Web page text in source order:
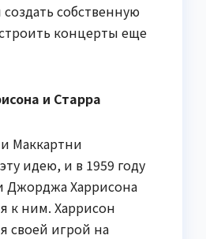
собственную
концерты еще
и Старра
Маккартни
идею, и в 1959 году
Джорджа Харрисона
к ним. Харрисон
своей игрой на